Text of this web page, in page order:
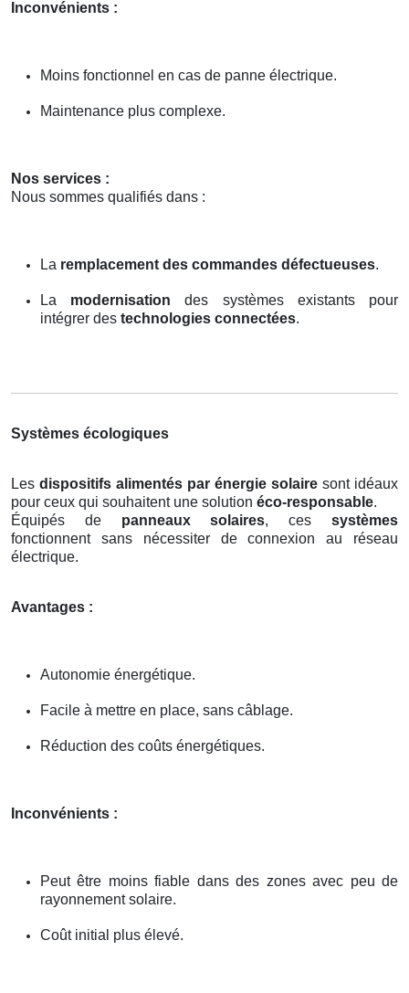
Inconvénients :
Moins fonctionnel en cas de panne électrique.
Maintenance plus complexe.
Nos services :
Nous sommes qualifiés dans :
La remplacement des commandes défectueuses.
La modernisation des systèmes existants pour
intégrer des technologies connectées.
Systèmes écologiques
Les dispositifs alimentés par énergie solaire sont idéaux
pour ceux qui souhaitent une solution éco-responsable.
Équipés de panneaux solaires, cessystèmes
fonctionnent sans nécessiter de connexion au réseau
électrique.
Avantages :
Autonomie énergétique.
Facile à mettre en place, sans câblage.
Réduction des coûts énergétiques.
Inconvénients :
Peut être moins fiable dans des zones avec peu de
rayonnement solaire.
Coût initial plus élevé.